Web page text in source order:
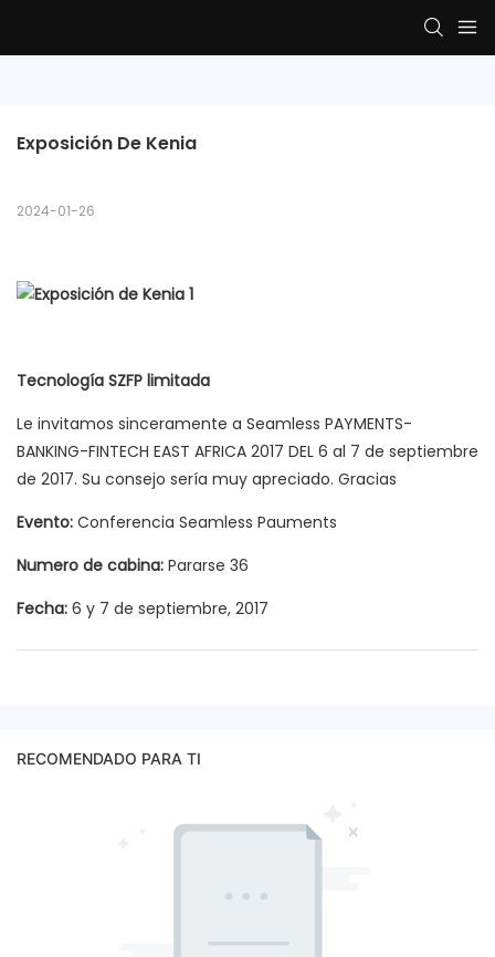
Exposición De Kenia
2024-01-26
Tecnología SZFP limitada
Le invitamos sinceramente a Seamless PAYMENTS-
BANKING-FINTECH EAST AFRICA 2017 DEL 6 al 7 de septiembre
de 2017. Su consejo sería muy apreciado. Gracias
Evento: Conferencia Seamless Pauments
Numero de cabina: Pararse 36
Fecha: 6 y 7 de septiembre, 2017
RECOMENDADO PARA TI